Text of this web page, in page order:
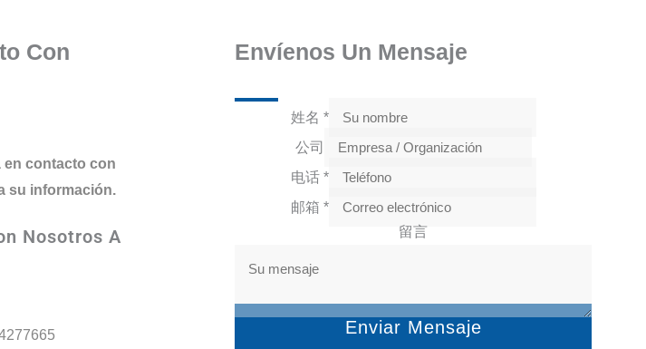
Con
en contacto con
su información.
Nosotros A
Envíenos Un Mensaje
姓名 *
公司
电话 *
邮箱 *
留言
Enviar Mensaje